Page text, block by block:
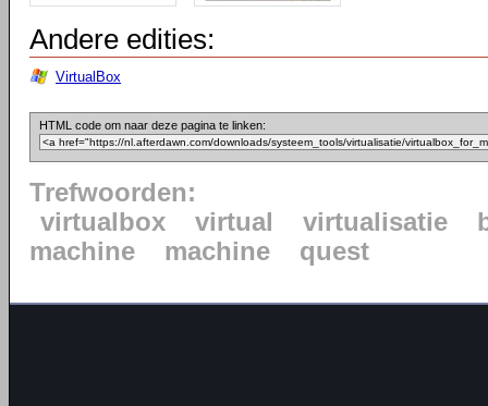
Andere edities:
VirtualBox
HTML code om naar deze pagina te linken:
Trefwoorden:
virtualbox
virtual virtualisatie
machine
machine quest